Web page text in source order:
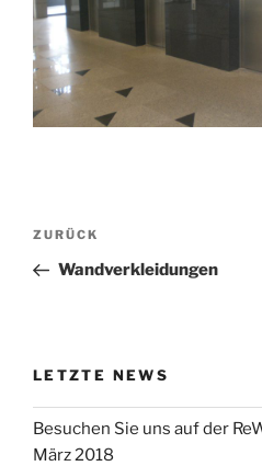
Beitragsnavigation
Vorheriger
Beitrag
ZURÜCK
Wandverkleidungen
LETZTE NEWS
Besuchen Sie uns auf der
März 2018